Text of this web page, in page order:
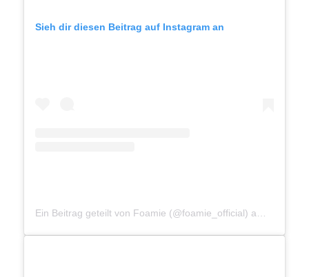
Sieh dir diesen Beitrag auf Instagram an
Ein Beitrag geteilt von Foamie (@foamie_official) am